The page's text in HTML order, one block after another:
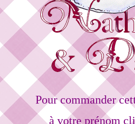
Pour commander
à votre prénom